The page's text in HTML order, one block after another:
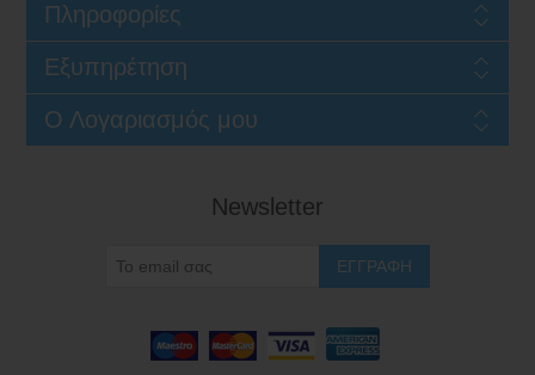
Πληροφορίες
Εξυπηρέτηση
Ο Λογαριασμός μου
Newsletter